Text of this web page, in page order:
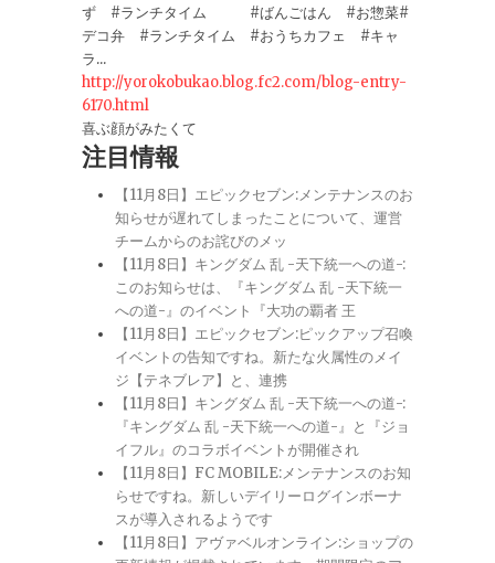
ず #ランチタイム #ばんごはん #お惣菜#
デコ弁 #ランチタイム #おうちカフェ #キャ
ラ...
http://yorokobukao.blog.fc2.com/blog-entry-
6170.html
喜ぶ顔がみたくて
注目情報
【11月8日】エピックセブン:メンテナンスのお
知らせが遅れてしまったことについて、運営
チームからのお詫びのメッ
【11月8日】キングダム 乱 -天下統一への道-:
このお知らせは、『キングダム 乱 -天下統一
への道-』のイベント『大功の覇者 王
【11月8日】エピックセブン:ピックアップ召喚
イベントの告知ですね。新たな火属性のメイ
ジ【テネブレア】と、連携
【11月8日】キングダム 乱 -天下統一への道-:
『キングダム 乱 -天下統一への道-』と『ジョ
イフル』のコラボイベントが開催され
【11月8日】FC MOBILE:メンテナンスのお知
らせですね。新しいデイリーログインボーナ
スが導入されるようです
【11月8日】アヴァベルオンライン:ショップの